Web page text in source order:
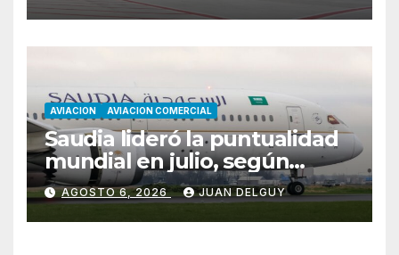
AVIACION AVIACION COMERCIAL
Saudia lideró la puntualidad
mundial en julio, según
Cirium
AGOSTO 6, 2026 JUAN DELGUY